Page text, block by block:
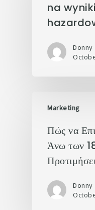
na
Donny
Marketing
Πώς να
Άνω των
Donny